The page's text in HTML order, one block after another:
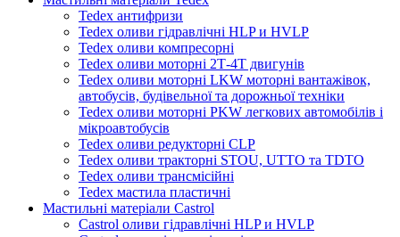
Tedex антифризи
Tedex оливи гідравлічні HLP и HVLP
Tedex оливи компресорні
Tedex оливи моторні 2Т-4Т двигунів
Tedex оливи моторні LKW моторні вантажівок,
автобусів, будівельної та дорожньої техніки
Tedex оливи моторні PKW легкових автомобілів і
мікроавтобусів
Tedex оливи редукторні CLP
Tedex оливи тракторні STOU, UTTO та TDTO
Tedex оливи трансмісійні
Tedex мастила пластичні
Мастильні матеріали Castrol
Castrol оливи гідравлічні HLP и HVLP